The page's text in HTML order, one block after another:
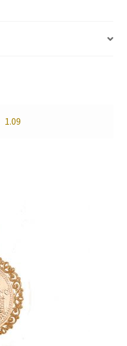
1.09